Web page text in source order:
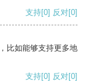
支持[0] 反对[0]
比如能够支持更多地
支持[0] 反对[0]